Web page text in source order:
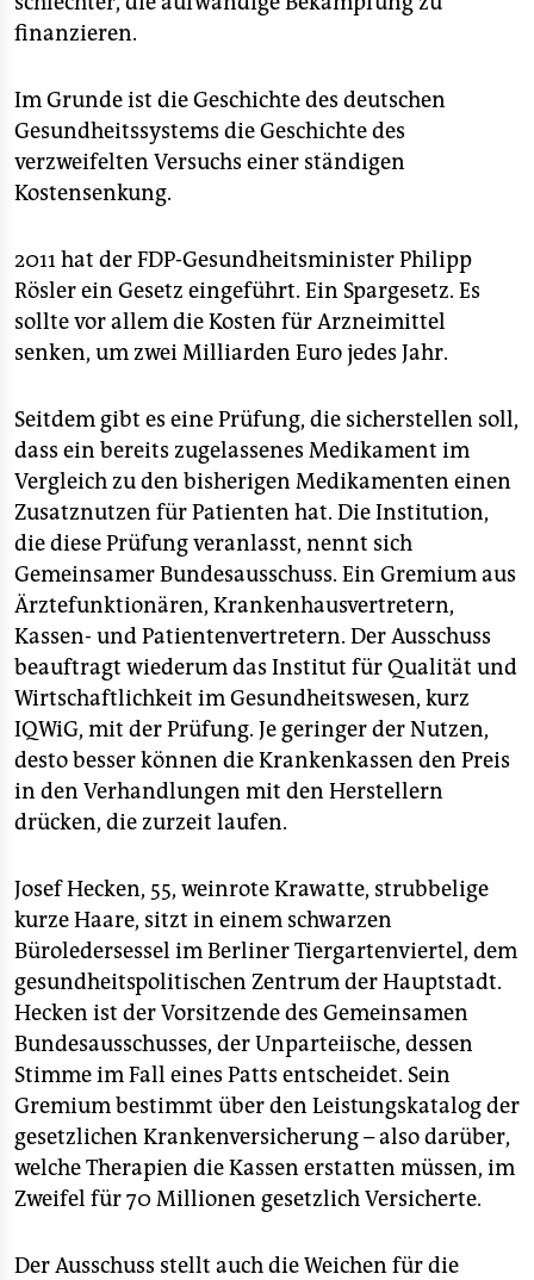
finanzieren.
Im Grunde ist die Geschichte des deutschen
Gesundheitssystems die Geschichte des
verzweifelten Versuchs einer ständigen
Kostensenkung.
2011 hat der FDP-Gesundheitsminister Philipp
Rösler ein Gesetz eingeführt. Ein Spargesetz. Es
sollte vor allem die Kosten für Arzneimittel
senken, um zwei Milliarden Euro jedes Jahr.
Seitdem gibt es eine Prüfung, die sicherstellen soll,
dass ein bereits zugelassenes Medikament im
Vergleich zu den bisherigen Medikamenten einen
Zusatznutzen für Patienten hat. Die Institution,
die diese Prüfung veranlasst, nennt sich
Gemeinsamer Bundesausschuss. Ein Gremium aus
Ärztefunktionären, Krankenhausvertretern,
Kassen- und Patientenvertretern. Der Ausschuss
beauftragt wiederum das Institut für Qualität und
Wirtschaftlichkeit im Gesundheitswesen, kurz
IQWiG, mit der Prüfung. Je geringer der Nutzen,
desto besser können die Krankenkassen den Preis
in den Verhandlungen mit den Herstellern
drücken, die zurzeit laufen.
Josef Hecken, 55, weinrote Krawatte, strubbelige
kurze Haare, sitzt in einem schwarzen
Büroledersessel im Berliner Tiergartenviertel, dem
gesundheitspolitischen Zentrum der Hauptstadt.
Hecken ist der Vorsitzende des Gemeinsamen
Bundesausschusses, der Unparteiische, dessen
Stimme im Fall eines Patts entscheidet. Sein
Gremium bestimmt über den Leistungskatalog der
gesetzlichen Krankenversicherung – also darüber,
welche Therapien die Kassen erstatten müssen, im
Zweifel für 70 Millionen gesetzlich Versicherte.
Der Ausschuss stellt auch die Weichen für die